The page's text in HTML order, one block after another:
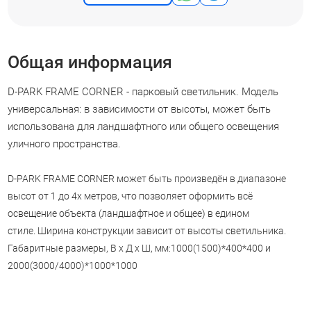
Общая информация
D-PARK FRAME CORNER - парковый светильник. Модель
универсальная: в зависимости от высоты, может быть
использована для ландшафтного или общего освещения
уличного пространства.
D-PARK FRAME CORNER может быть произведён в диапазоне
высот от 1 до 4х метров, что позволяет оформить всё
освещение объекта (ландшафтное и общее) в едином
стиле. Ширина конструкции зависит от высоты светильника.
Габаритные размеры, В х Д х Ш, мм:1000(1500)*400*400 и
2000(3000/4000)*1000*1000